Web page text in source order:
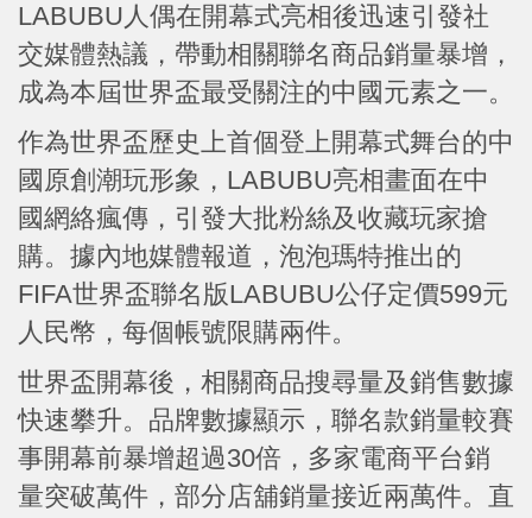
LABUBU人偶在開幕式亮相後迅速引發社
交媒體熱議，帶動相關聯名商品銷量暴增，
成為本屆世界盃最受關注的中國元素之一。
作為世界盃歷史上首個登上開幕式舞台的中
國原創潮玩形象，LABUBU亮相畫面在中
國網絡瘋傳，引發大批粉絲及收藏玩家搶
購。據內地媒體報道，泡泡瑪特推出的
FIFA世界盃聯名版LABUBU公仔定價599元
人民幣，每個帳號限購兩件。
世界盃開幕後，相關商品搜尋量及銷售數據
快速攀升。品牌數據顯示，聯名款銷量較賽
事開幕前暴增超過30倍，多家電商平台銷
量突破萬件，部分店舖銷量接近兩萬件。直